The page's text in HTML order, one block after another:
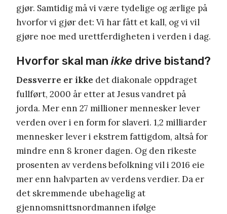
gjør. Samtidig må vi være tydelige og ærlige på
hvorfor vi gjør det: Vi har fått et kall, og vi vil
gjøre noe med urettferdigheten i verden i dag.
Hvorfor skal man ikke drive bistand?
Dessverre er ikke det diakonale oppdraget
fullført, 2000 år etter at Jesus vandret på
jorda. Mer enn 27 millioner mennesker lever
verden over i en form for slaveri. 1,2 milliarder
mennesker lever i ekstrem fattigdom, altså for
mindre enn 8 kroner dagen. Og den rikeste
prosenten av verdens befolkning vil i 2016 eie
mer enn halvparten av verdens verdier. Da er
det skremmende ubehagelig at
gjennomsnittsnordmannen ifølge